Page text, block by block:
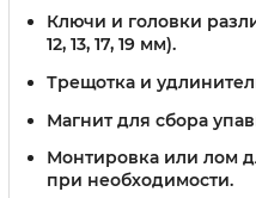
Ключи и головки
12, 13, 17, 19 мм).
Трещотка и
Магнит для сбора
Монтировка или лом
при необходимости.